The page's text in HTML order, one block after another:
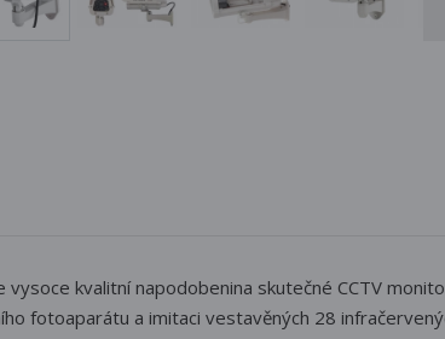
vysoce kvalitní napodobenina skutečné CCTV
fotoaparátu a imitaci vestavěných 28